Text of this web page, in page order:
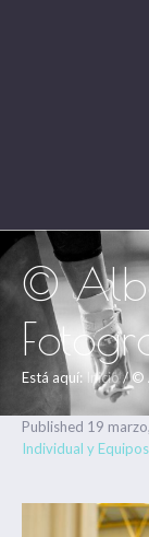
©
Está aquí: Inicio/©
Published 19
Individual y Equipos